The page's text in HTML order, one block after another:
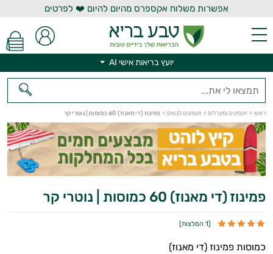
אפשרות משלוח אקספרס מהיום להיום ❤️ לפרטים
יועץ בריאות אישי AI
ראשי > ויטמינים ומינרלים > ויטמינים לנשים > פמינוז (די מאנוז) 60 כמוסות | נוטרי קר
פמינוז (די מאנוז) 60 כמוסות | נוטרי קר
[1 המלצות ]
כמוסות פמינוז (די מאנוז)